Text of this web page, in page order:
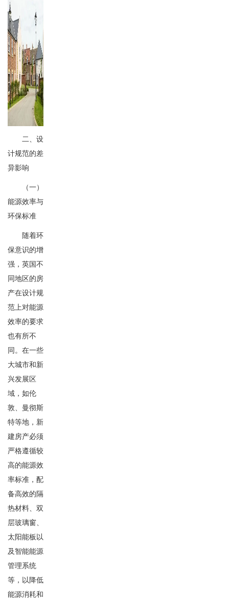
二、设
计规范的差
异影响
（一）
能源效率与
环保标准
随着环
保意识的增
强，英国不
同地区的房
产在设计规
范上对能源
效率的要求
也有所不
同。在一些
大城市和新
兴发展区
域，如伦
敦、曼彻斯
特等地，新
建房产必须
严格遵循较
高的能源效
率标准，配
备高效的隔
热材料、双
层玻璃窗、
太阳能板以
及智能能源
管理系统
等，以降低
能源消耗和